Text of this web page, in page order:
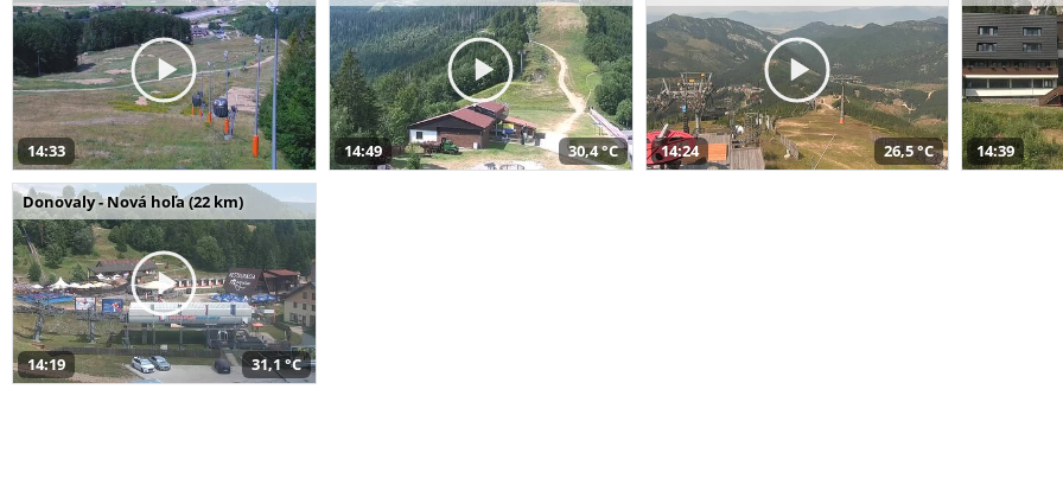
14:33 14:49 30,4 °C 14:24 26,5 °C 14:39
Donovaly - Nová hoľa (22 km)
14:19 31,1 °C